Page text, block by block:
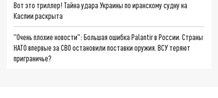
Вот это триллер! Тайна удара Украины по иранскому судну на
Каспии раскрыта
"Очень плохие новости": Большая ошибка Palantir в России. Страны
НАТО впервые за СВО остановили поставки оружия. ВСУ теряют
приграничье?